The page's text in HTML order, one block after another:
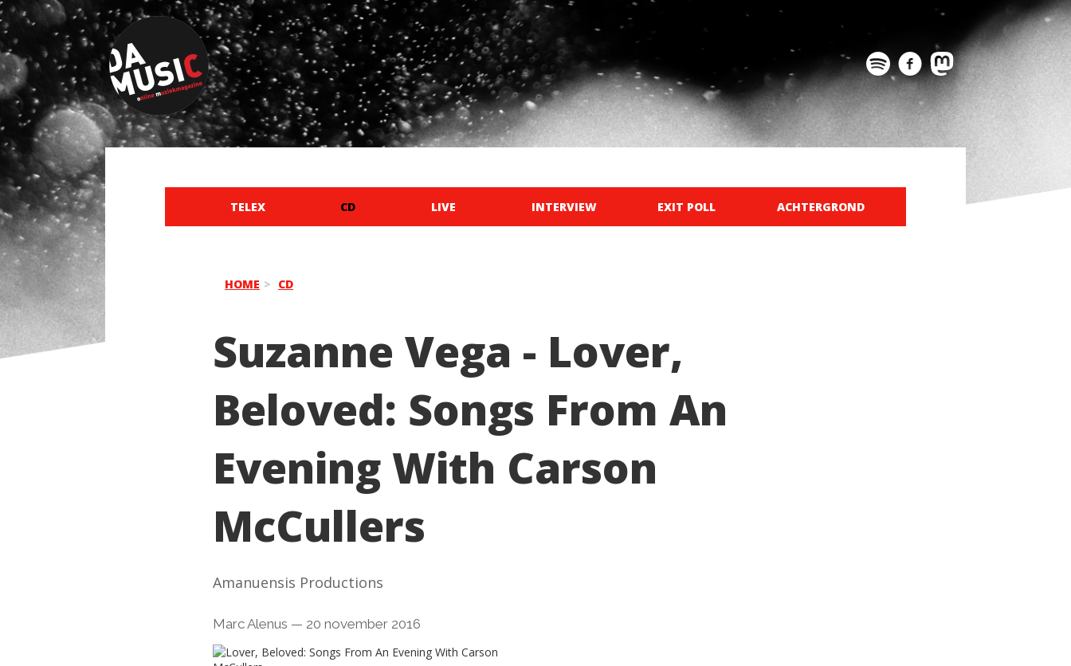
TELEX CD LIVE INTERVIEW EXIT POLL ACHTERGROND
HOME CD
Suzanne Vega - Lover,
Beloved: Songs From An
Evening With Carson
McCullers
Amanuensis Productions
Marc Alenus — 20 november 2016